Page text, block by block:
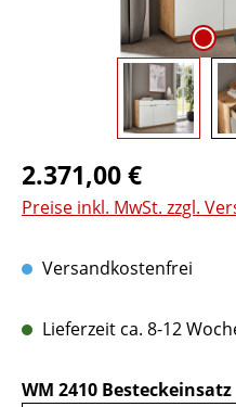
Regulärer Preis:
2.371,00 €
Preise inkl. MwSt. zzgl.
Versandkostenfrei
Lieferzeit ca. 8-12
WM 2410 Besteckeinsatz